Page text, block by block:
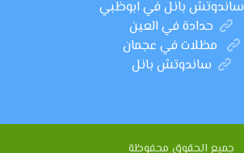
ساندوتش بانل في ابوظبي
حدادة في العين
مظلات في عجمان
ساندوتش بانل
جميع الحقوق محفوظة